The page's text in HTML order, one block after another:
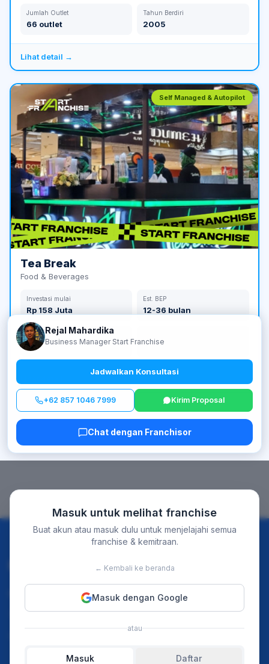
Rejal Mahardika
Business Manager Start Franchise
Jadwalkan Konsultasi
+62 857 1046 7999 Kirim Proposal
Chat dengan Franchisor
Jumlah Outlet
66 outlet
Tahun Berdiri
2005
Lihat detail →
Self Managed & Autopilot
Tea Break
Food & Beverages
Investasi mulai
Rp 158 Juta
Est. BEP
12-36 bulan
Jumlah Outlet
210 outlet 2017
Masuk untuk melihat franchise
Buat akun atau masuk dulu untuk menjelajahi semua
franchise & kemitraan.
← Kembali ke beranda
Masuk dengan Google
atau
Masuk Daftar
TikTok
For Business
Home
Our Event
Ads Pricing